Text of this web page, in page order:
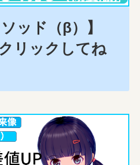
ッド（β）】
リックしてね